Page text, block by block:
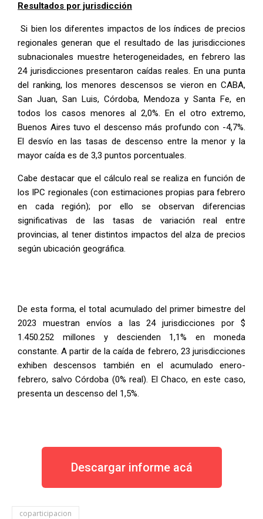
Resultados por jurisdicción
Si bien los diferentes impactos de los índices de precios
regionales generan que el resultado de las jurisdicciones
subnacionales muestre heterogeneidades, en febrero las
24 jurisdicciones presentaron caídas reales. En una punta
del ranking, los menores descensos se vieron en CABA,
San Juan, San Luis, Córdoba, Mendoza y Santa Fe, en
todos los casos menores al 2,0%. En el otro extremo,
Buenos Aires tuvo el descenso más profundo con -4,7%.
El desvío en las tasas de descenso entre la menor y la
mayor caída es de 3,3 puntos porcentuales.
Cabe destacar que el cálculo real se realiza en función de
los IPC regionales (con estimaciones propias para febrero
en cada región); por ello se observan diferencias
significativas de las tasas de variación real entre
provincias, al tener distintos impactos del alza de precios
según ubicación geográfica.
De esta forma, el total acumulado del primer bimestre del
2023 muestran envíos a las 24 jurisdicciones por $
1.450.252 millones y descienden 1,1% en moneda
constante. A partir de la caída de febrero, 23 jurisdicciones
exhiben descensos también en el acumulado enero-
febrero, salvo Córdoba (0% real). El Chaco, en este caso,
presenta un descenso del 1,5%.
Descargar informe acá
coparticipacion